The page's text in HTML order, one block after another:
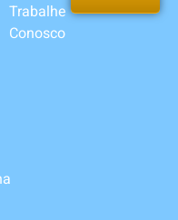
Trabalhe
Conosco